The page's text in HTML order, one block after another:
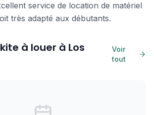
service de location de matériel
très adapté aux débutants.
à louer à Los
Voir
tout